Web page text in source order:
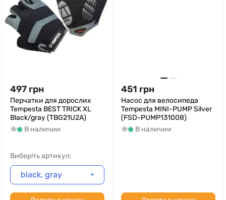
497 грн
Перчатки для дорослих
Tempesta BEST TRICK XL
Black/gray (TBG21U2A)
В наличии
Виберіть артикул:
black, gray
451 грн
Насос для велосипеда
Tempesta MINI-PUMP Silver
(FSD-PUMP131008)
В наличии